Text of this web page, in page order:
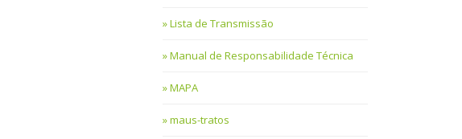
Lista de Transmissão
Manual de Responsabilidade Técnica
MAPA
maus-tratos